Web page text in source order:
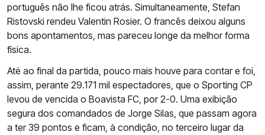
português não lhe ficou atrás. Simultaneamente, Stefan
Ristovski rendeu Valentin Rosier. O francês deixou alguns
bons apontamentos, mas pareceu longe da melhor forma
física.
Até ao final da partida, pouco mais houve para contar e foi,
assim, perante 29.171 mil espectadores, que o Sporting CP
levou de vencida o Boavista FC, por 2-0. Uma exibição
segura dos comandados de Jorge Silas, que passam agora
a ter 39 pontos e ficam, à condição, no terceiro lugar da